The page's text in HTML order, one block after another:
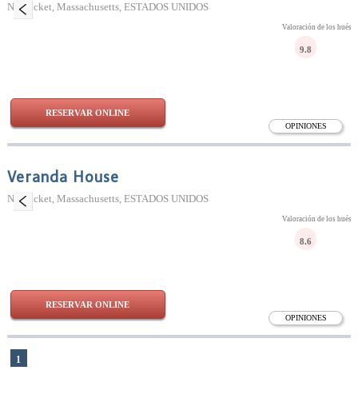
Nantucket, Massachusetts, ESTADOS UNIDOS
OPINIONES
Valoración de los
9.8
RESERVAR ONLINE
Veranda House
Nantucket, Massachusetts, ESTADOS UNIDOS
OPINIONES
Valoración de los
8.6
RESERVAR ONLINE
1